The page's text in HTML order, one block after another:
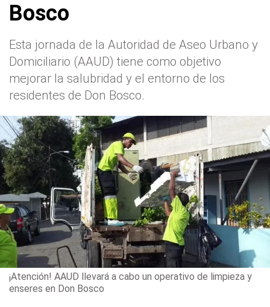
Bosco
Esta jornada de la Autoridad de Aseo Urbano y
Domiciliario (AAUD) tiene como objetivo
mejorar la salubridad y el entorno de los
residentes de Don Bosco.
¡Atención! AAUD llevará a cabo un operativo de limpieza y
enseres en Don Bosco